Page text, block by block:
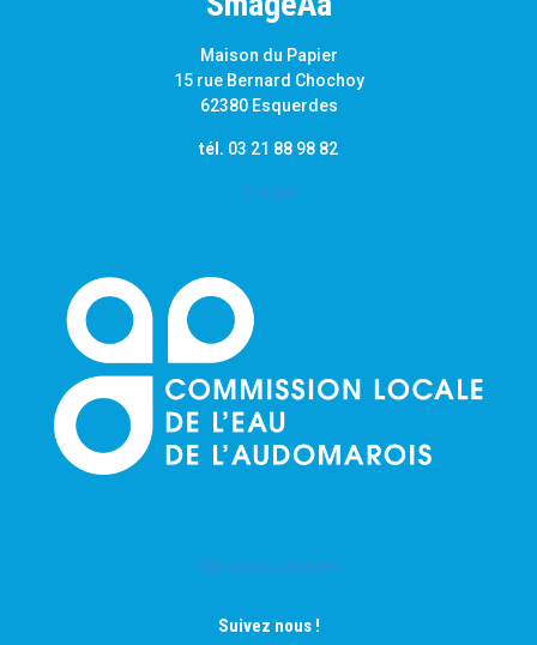
Maison du Papier
15 rue Bernard Chochoy
62380 Esquerdes
tél. 03 21 88 98 82
E-mail
Mentions Légales
Suivez nous !